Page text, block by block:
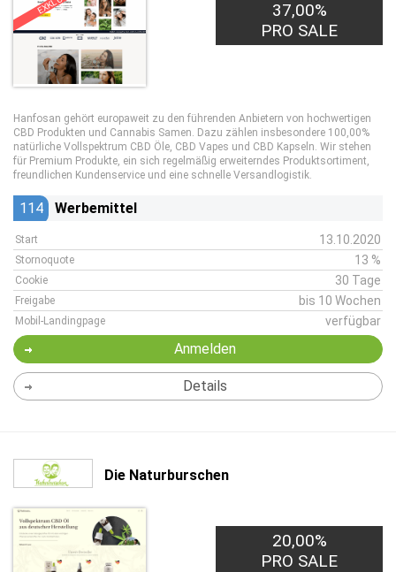
37,00%
PRO SALE
Hanfosan gehört europaweit zu den führenden Anbietern von hochwertigen
CBD Produkten und Cannabis Samen. Dazu zählen insbesondere 100,00%
natürliche Vollspektrum CBD Öle, CBD Vapes und CBD Kapseln. Wir stehen
für Premium Produkte, ein sich regelmäßig erweiterndes Produktsortiment,
freundlichen Kundenservice und eine schnelle Versandlogistik.
114 Werbemittel
Start 13.10.2020
Stornoquote 13 %
Cookie 30 Tage
Freigabe bis 10 Wochen
Mobil-Landingpage verfügbar
Anmelden
Details
Die Naturburschen
20,00%
PRO SALE